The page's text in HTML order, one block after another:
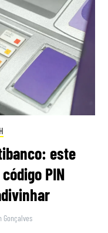
este
PIN
Gonçalves